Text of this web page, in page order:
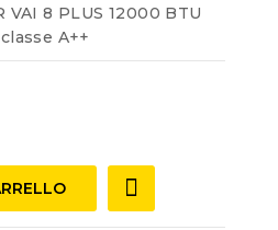
VAI 8 PLUS 12000 BTU
A++